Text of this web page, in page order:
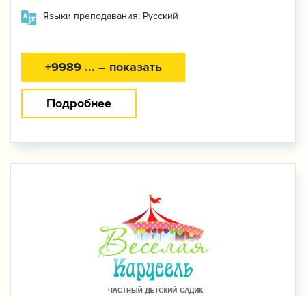
Языки преподавания: Русский
+9989 ... – показать
Подробнее